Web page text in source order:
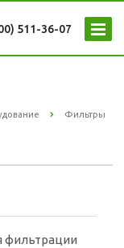
511-36-07
Фильтры
фильтрации